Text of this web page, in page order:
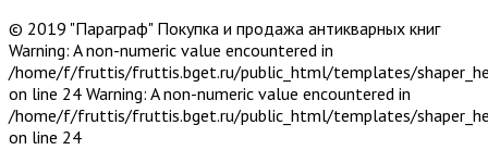
© 2019 "Параграф" Покупка и продажа антикварных книг
Warning: A non-numeric value encountered in
/home/f/fruttis/fruttis.bget.ru/public_html/templates/
on line 24 Warning: A non-numeric value encountered in
/home/f/fruttis/fruttis.bget.ru/public_html/templates/
on line 24